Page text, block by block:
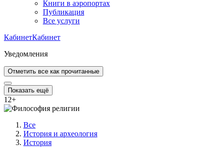
Книги в аэропортах
Публикация
Все услуги
КабинетКабинет
Уведомления
Отметить все как прочитанные
Показать ещё
12+
Все
История и археология
История